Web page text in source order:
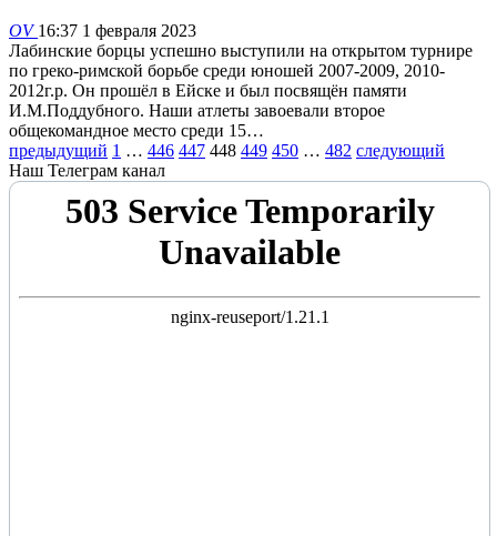
OV16:37 1 февраля 2023
Лабинские борцы успешно выступили на открытом турнире
по греко-римской борьбе среди юношей 2007-2009, 2010-
2012г.р. Он прошёл в Ейске и был посвящён памяти
И.М.Поддубного. Наши атлеты завоевали второе
общекомандное место среди 15…
предыдущий 1 … 446 447 448 449 450 … 482 следующий
Наш Телеграм канал